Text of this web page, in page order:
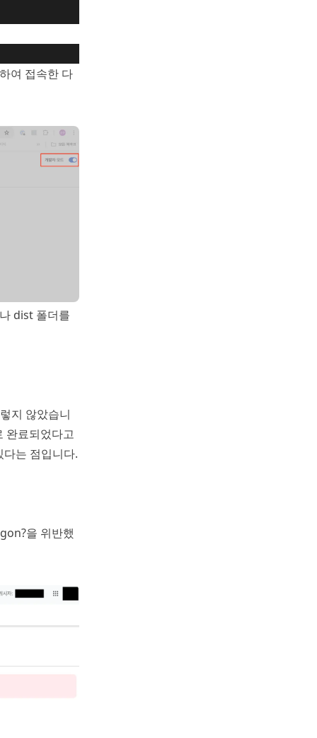
여 접속한 다
dist 폴더를
지 않았습니
완료되었다고
는 점입니다.
을 위반했